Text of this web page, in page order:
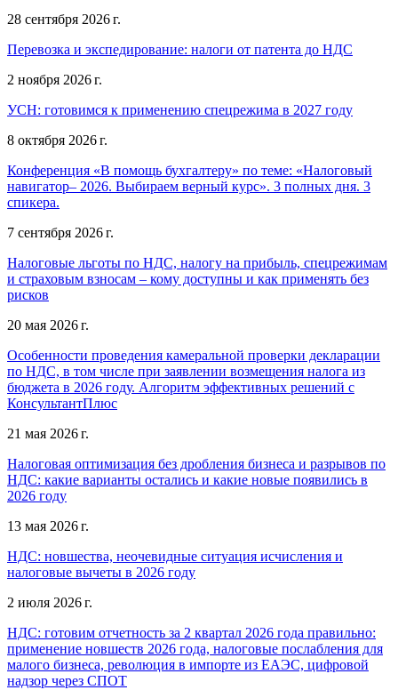
28 сентября 2026 г.
Перевозка и экспедирование: налоги от патента до НДС
2 ноября 2026 г.
УСН: готовимся к применению спецрежима в 2027 году
8 октября 2026 г.
Конференция «В помощь бухгалтеру» по теме: «Налоговый
навигатор– 2026. Выбираем верный курс». 3 полных дня. 3
спикера.
7 сентября 2026 г.
Налоговые льготы по НДС, налогу на прибыль, спецрежимам
и страховым взносам – кому доступны и как применять без
рисков
20 мая 2026 г.
Особенности проведения камеральной проверки декларации
по НДС, в том числе при заявлении возмещения налога из
бюджета в 2026 году. Алгоритм эффективных решений с
КонсультантПлюс
21 мая 2026 г.
Налоговая оптимизация без дробления бизнеса и разрывов по
НДС: какие варианты остались и какие новые появились в
2026 году
13 мая 2026 г.
НДС: новшества, неочевидные ситуация исчисления и
налоговые вычеты в 2026 году
2 июля 2026 г.
НДС: готовим отчетность за 2 квартал 2026 года правильно:
применение новшеств 2026 года, налоговые послабления для
малого бизнеса, революция в импорте из ЕАЭС, цифровой
надзор через СПОТ